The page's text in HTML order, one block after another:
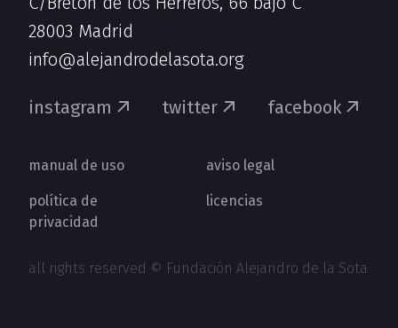
28003 Madrid
info@alejandrodelasota.org
instagram twitter facebook
manual de uso aviso legal
política de
privacidad
licencias
all rights reserved © Fundación Alejandro de la Sota